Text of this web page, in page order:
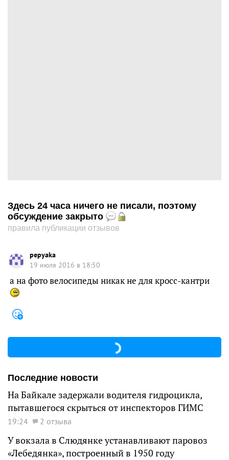
Здесь 24 часа ничего не писали, поэтому
обсуждение закрыто
правила публикации отзывов
pepyaka
19 июля 2016 в 18:50
а на фото велосипеды никак не для кросс-кантри
Последние новости
На Байкале задержали водителя гидроцикла,
пытавшегося скрыться от инспекторов ГИМС
19:24 2 отзыва
У вокзала в Слюдянке устанавливают паровоз
«Лебедянка», построенный в 1950 году